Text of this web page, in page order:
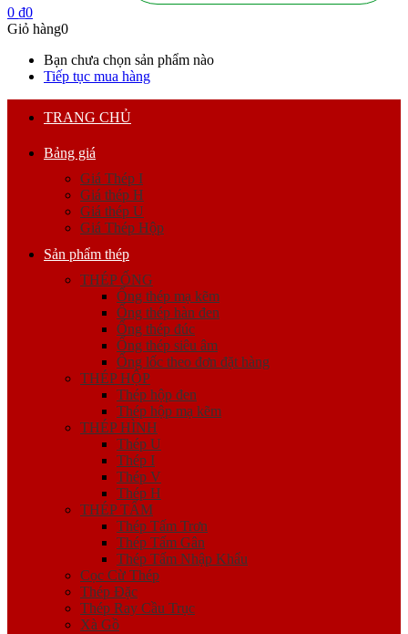
0 ₫0
Giỏ hàng0
Bạn chưa chọn sản phẩm nào
Tiếp tục mua hàng
TRANG CHỦ
Bảng giá
Giá Thép I
Giá thép H
Giá thép U
Giá Thép Hộp
Sản phẩm thép
THÉP ỐNG
Ống thép mạ kẽm
Ống thép hàn đen
Ống thép đúc
Ống thép siêu âm
Ống lốc theo đơn đặt hàng
THÉP HỘP
Thép hộp đen
Thép hộp mạ kẽm
THÉP HÌNH
Thép U
Thép I
Thép V
Thép H
THÉP TẤM
Thép Tấm Trơn
Thép Tấm Gân
Thép Tấm Nhập Khẩu
Cọc Cừ Thép
Thép Đặc
Thép Ray Cầu Trục
Xà Gồ